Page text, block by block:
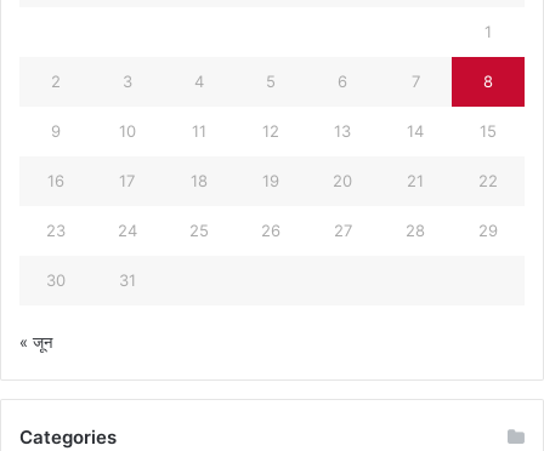
1
2 3 4 5 6 7 8
9 10 11 12 13 14 15
16 17 18 19 20 21 22
23 24 25 26 27 28 29
30 31
« जून
Categories